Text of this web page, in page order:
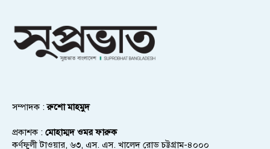
সম্পাদক :রুশো মাহমুদ
প্রকাশক : মোহাম্মদ ওমর ফারুক
কর্ণফুলী টাওয়ার, ৬৩, এস. এস. খালেদ রোড চট্টগ্রাম-৪০০০